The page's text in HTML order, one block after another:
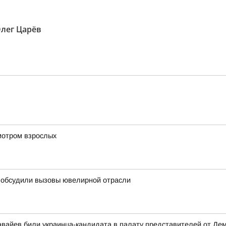
Царёв
взрослых
вызовы ювелирной отрасли